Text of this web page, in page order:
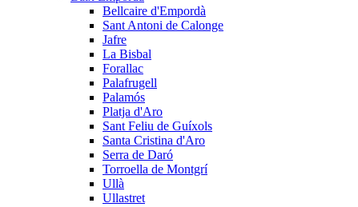
Bellcaire d'Empordà
Sant Antoni de Calonge
Jafre
La Bisbal
Forallac
Palafrugell
Palamós
Platja d'Aro
Sant Feliu de Guíxols
Santa Cristina d'Aro
Serra de Daró
Torroella de Montgrí
Ullà
Ullastret